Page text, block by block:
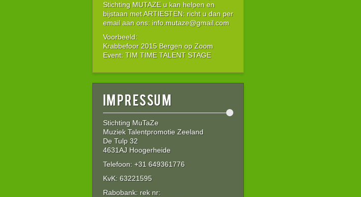
Stichting MUTAZE u kan helpen en
bijstaan met ARTIESTEN: richt u dan per
email aan ons: info.mutaze@gmail.com
Voorbeeld:
Krabbefoor 2015 Bergen op Zoom
Event: TIM TIME TALENT STAGE
Impressum
Stichting MuTaZe
Muziek Talentpromotie Zeeland
De Tulp 32
4631AJ Hoogerheide
Telefoon: +31 649361776
KvK: 63221595
Rabobank: rek nr: